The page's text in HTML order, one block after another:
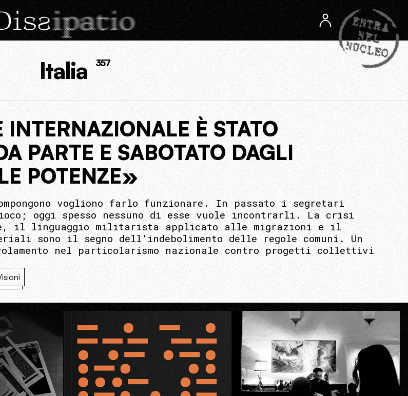
Italia 357
È STATO
PARTE E SABOTATO DAGLI
POTENZE»
vogliono farlo funzionare. In passato i segretari
oggi spesso nessuno di esse vuole incontrarli. La crisi
il linguaggio militarista applicato alle migrazioni e il
sono il segno dell’indebolimento delle regole comuni. Un
nel particolarismo nazionale contro progetti collettivi